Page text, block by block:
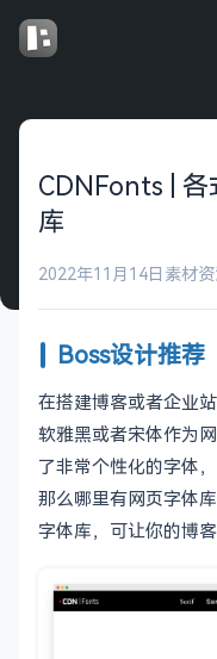
CDNFonts |
库
2022年11月14日 素材
Boss设计推荐
在搭建博客或者企业
软雅黑或者宋体作为
了非常个性化的字体
那么哪里有网页字体
字体库，可让你的博